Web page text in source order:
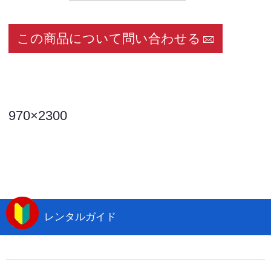
この商品について問い合わせる
970×2300
レンタルガイド